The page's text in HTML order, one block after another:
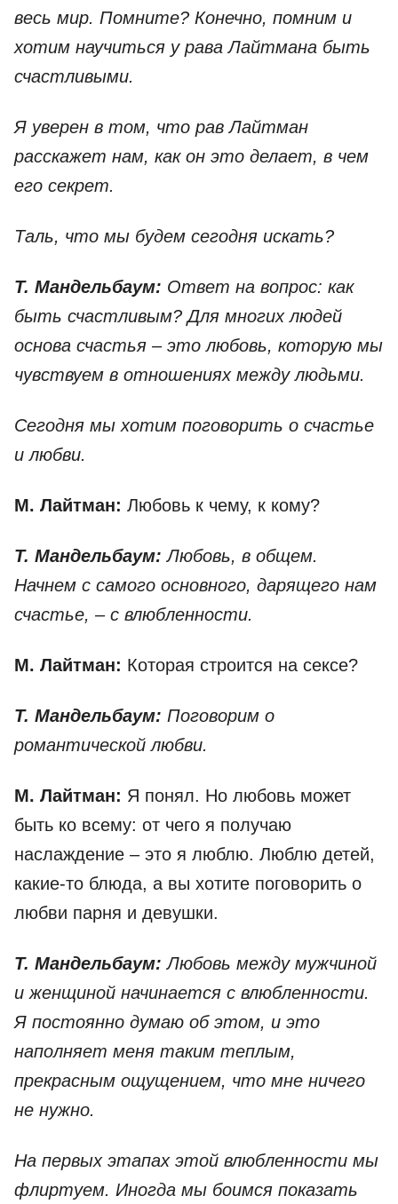
весь мир. Помните? Конечно, помним и
хотим научиться у рава Лайтмана быть
счастливыми.
Я уверен в том, что рав Лайтман
расскажет нам, как он это делает, в чем
его секрет.
Таль, что мы будем сегодня искать?
Т. Мандельбаум: Ответ на вопрос: как
быть счастливым? Для многих людей
основа счастья – это любовь, которую мы
чувствуем в отношениях между людьми.
Сегодня мы хотим поговорить о счастье
и любви.
М. Лайтман: Любовь к чему, к кому?
Т. Мандельбаум: Любовь, в общем.
Начнем с самого основного, дарящего нам
счастье, – с влюбленности.
М. Лайтман: Которая строится на сексе?
Т. Мандельбаум: Поговорим о
романтической любви.
М. Лайтман: Я понял. Но любовь может
быть ко всему: от чего я получаю
наслаждение – это я люблю. Люблю детей,
какие-то блюда, а вы хотите поговорить о
любви парня и девушки.
Т. Мандельбаум: Любовь между мужчиной
и женщиной начинается с влюбленности.
Я постоянно думаю об этом, и это
наполняет меня таким теплым,
прекрасным ощущением, что мне ничего
не нужно.
На первых этапах этой влюбленности мы
флиртуем. Иногда мы боимся показать